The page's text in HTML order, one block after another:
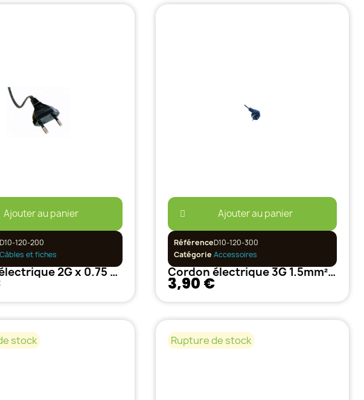
Ajouter au panier
D10-120-200
Câbles et fiches
Cordon électrique 2G x 0.75 mm² 150cm
Ajouter au panier
RéférenceD10-120-300
CatégorieAccessoires
Cordon électrique 3G 1.5mm² / 150 cm
3,90 €
stock Rupture de stock